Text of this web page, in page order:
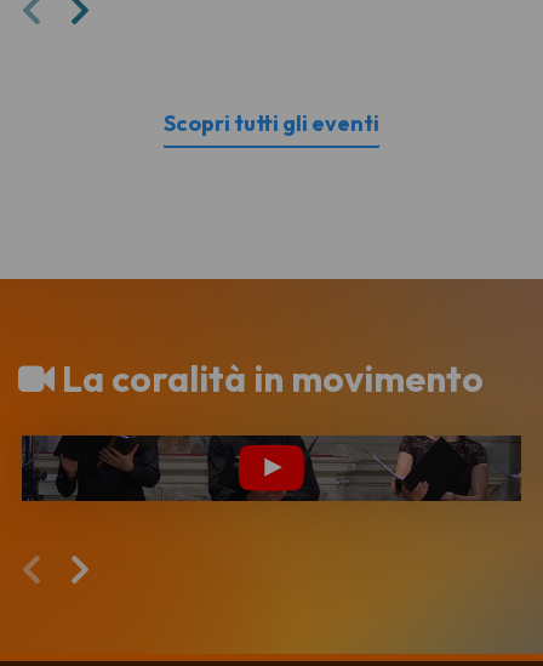
Scopri tutti gli eventi
La coralità in movimento